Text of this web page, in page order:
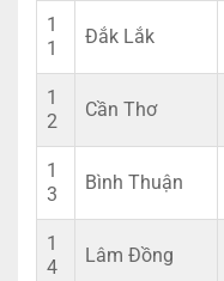
1
1
Đắk Lắk
1
2
Cần Thơ
1
3
Bình Thuận
1
4
Lâm Đồng